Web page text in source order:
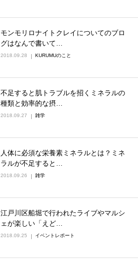
モンモリロナイトクレイについてのブロ
グはなんで書いて…
2018.09.28 KURUMUのこと
不足すると肌トラブルを招くミネラルの
種類と効率的な摂…
2018.09.27 雑学
人体に必須な栄養素ミネラルとは？ミネ
ラルが不足すると…
2018.09.26 雑学
江戸川区船堀で行われたライブやマルシ
ェが楽しい「えど…
2018.09.25 イベントレポート